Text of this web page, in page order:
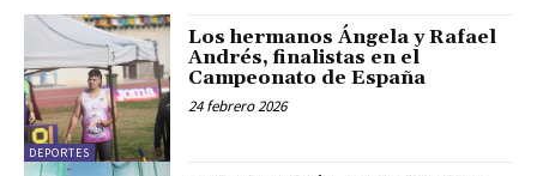
DEPORTES
Los hermanos Ángela y Rafael
Andrés, finalistas en el
Campeonato de España
24 febrero 2026